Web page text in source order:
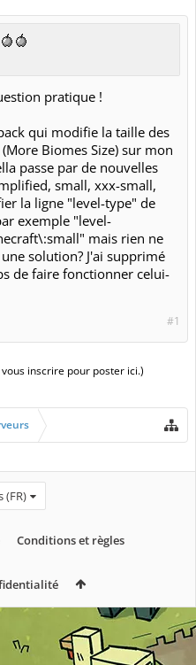
pratique !
qui modifie la taille des
Biomes Size) sur mon
passe par de nouvelles
small, xxx-small,
la ligne "level-type" de
exemple "level-
mais rien ne
solution? J'ai supprimé
de faire fonctionner celui-
#1
inscrire pour poster ici.)
(FR)
Conditions et règles